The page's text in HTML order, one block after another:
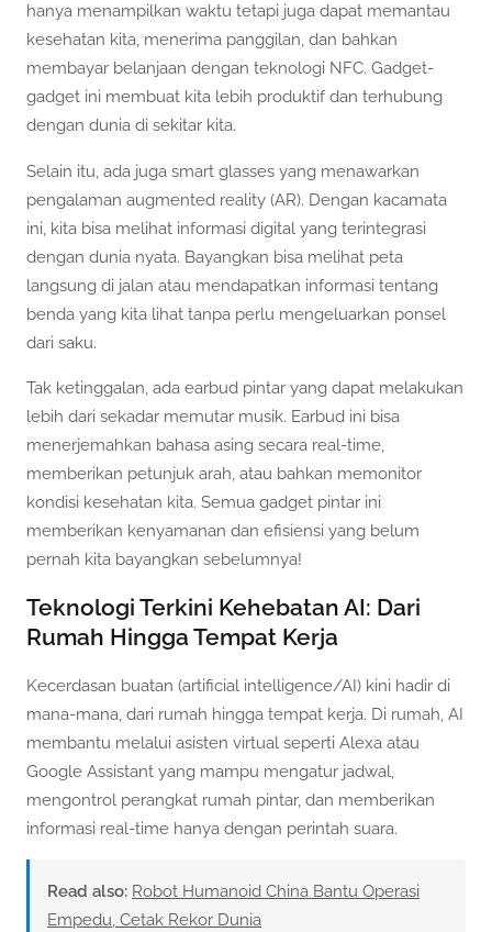
hanya menampilkan waktu tetapi juga dapat memantau
kesehatan kita, menerima panggilan, dan bahkan
membayar belanjaan dengan teknologi NFC. Gadget-
gadget ini membuat kita lebih produktif dan terhubung
dengan dunia di sekitar kita.
Selain itu, ada juga smart glasses yang menawarkan
pengalaman augmented reality (AR). Dengan kacamata
ini, kita bisa melihat informasi digital yang terintegrasi
dengan dunia nyata. Bayangkan bisa melihat peta
langsung di jalan atau mendapatkan informasi tentang
benda yang kita lihat tanpa perlu mengeluarkan ponsel
dari saku.
Tak ketinggalan, ada earbud pintar yang dapat melakukan
lebih dari sekadar memutar musik. Earbud ini bisa
menerjemahkan bahasa asing secara real-time,
memberikan petunjuk arah, atau bahkan memonitor
kondisi kesehatan kita. Semua gadget pintar ini
memberikan kenyamanan dan efisiensi yang belum
pernah kita bayangkan sebelumnya!
Teknologi Terkini Kehebatan AI: Dari
Rumah Hingga Tempat Kerja
Kecerdasan buatan (artificial intelligence/AI) kini hadir di
mana-mana, dari rumah hingga tempat kerja. Di rumah, AI
membantu melalui asisten virtual seperti Alexa atau
Google Assistant yang mampu mengatur jadwal,
mengontrol perangkat rumah pintar, dan memberikan
informasi real-time hanya dengan perintah suara.
Read also: Robot Humanoid China Bantu Operasi
Empedu, Cetak Rekor Dunia